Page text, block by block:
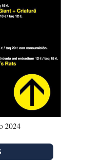
2024